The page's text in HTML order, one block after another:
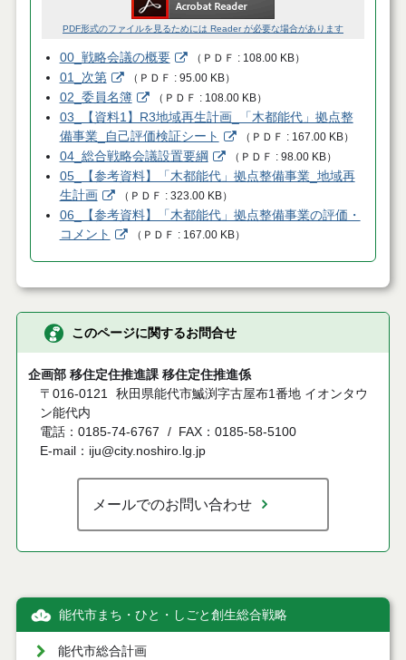
PDF形式のファイルを見るためには Reader が必要な場合があります
00_戦略会議の概要 （ ＰＤＦ 108.00 KB）
01_次第 （ ＰＤＦ 95.00 KB）
02_委員名簿 （ ＰＤＦ 108.00 KB）
03_【資料1】R3地域再生計画_「木都能代」拠点整
備事業_自己評価検証シート
（ ＰＤＦ 167.00 KB）
04_総合戦略会議設置要綱 （ ＰＤＦ 98.00 KB）
05_【参考資料】「木都能代」拠点整備事業_地域再
生計画
（ ＰＤＦ 323.00 KB）
06_【参考資料】「木都能代」拠点整備事業の評価・
コメント
（ ＰＤＦ 167.00 KB）
このページに関するお問合せ
企画部 移住定住推進課 移住定住推進係
〒016-0121 秋田県能代市鰄渕字古屋布1番地 イオンタウ
ン能代内
電話：0185-74-6767
FAX：0185-58-5100
E-mail：iju@city.noshiro.lg.jp
メールでのお問い合わせ
能代市まち・ひと・しごと創生総合戦略
能代市総合計画